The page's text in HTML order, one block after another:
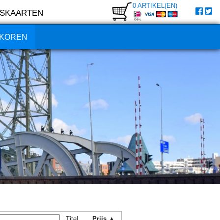
0 ARTIKEL(EN)